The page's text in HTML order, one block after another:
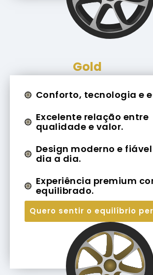
Gold
Conforto, tecnologia e
Excelente relação entre
qualidade e valor.
Design moderno e
dia a dia.
Experiência premium
equilibrado.
Quero sentir o equilíbrio